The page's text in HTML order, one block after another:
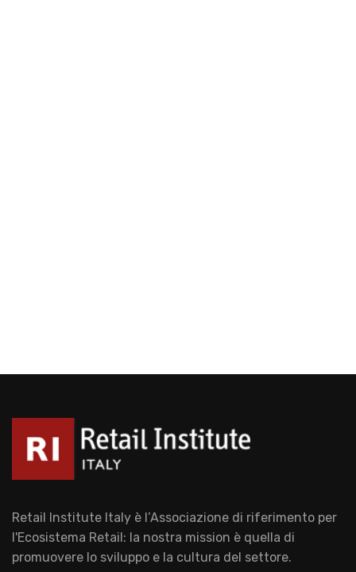
Retail Institute Italy è l’Associazione di riferimento per
l'Ecosistema Retail: la nostra mission è quella di
promuovere lo sviluppo e la cultura del settore.